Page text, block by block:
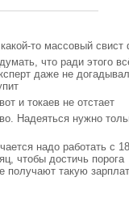
то массовый свист
что ради этого
даже не
и токаев не отстает
Надеяться нужно
надо работать с
чтобы достичь порога
получают такую